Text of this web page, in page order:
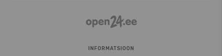
INFORMATSIOON